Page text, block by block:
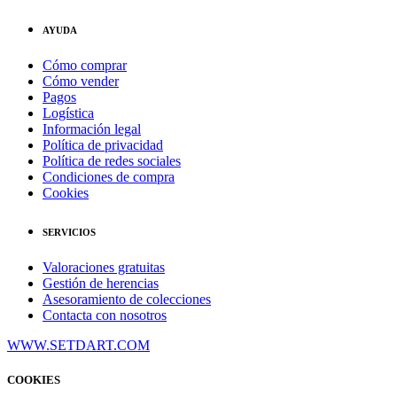
AYUDA
Cómo comprar
Cómo vender
Pagos
Logística
Información legal
Política de privacidad
Política de redes sociales
Condiciones de compra
Cookies
SERVICIOS
Valoraciones gratuitas
Gestión de herencias
Asesoramiento de colecciones
Contacta con nosotros
WWW.SETDART.COM
COOKIES